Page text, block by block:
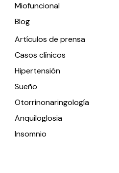
Miofuncional
Blog
Artículos de prensa
Casos clínicos
Hipertensión
Sueño
Otorrinonaringología
Anquiloglosia
Insomnio